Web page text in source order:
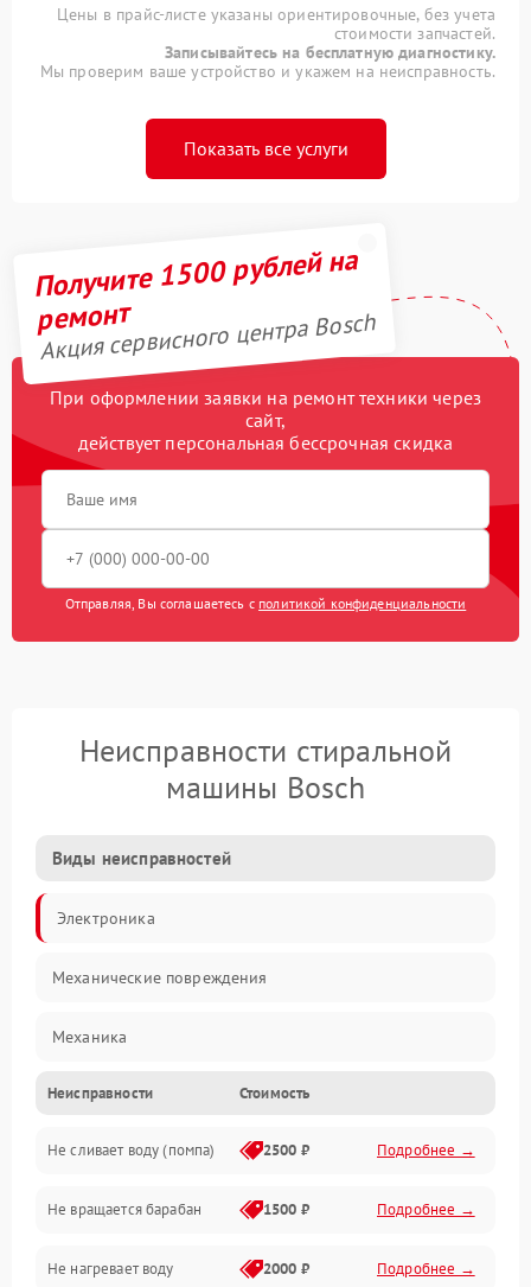
Цены в прайс-листе указаны ориентировочные, без учета
стоимости запчастей.
Записывайтесь на бесплатную диагностику.
Мы проверим ваше устройство и укажем на неисправность.
Показать все услуги
Получите 1500 рублей на
ремонт
Акция сервисного центра Bosch
При оформлении заявки на ремонт техники через
сайт,
действует персональная бессрочная скидка
Отправляя, Вы соглашаетесь с политикой конфиденциальности
Неисправности стиральной
машины Bosch
Виды неисправностей
Электроника
Механические повреждения
Механика
Электропитание
Водоснабжение
Слив
Программное обеспечение
Неисправности Стоимость
Не сливает воду (помпа) 2500 ₽ Подробнее →
Не вращается барабан 1500 ₽ Подробнее →
Не нагревает воду 2000 ₽ Подробнее →